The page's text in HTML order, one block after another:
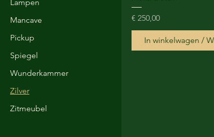
Lampen
Mancave
Pickup
Spiegel
Wunderkammer
Zilver
Zitmeubel
Prijs
€ 250,00
In winkelwagen /